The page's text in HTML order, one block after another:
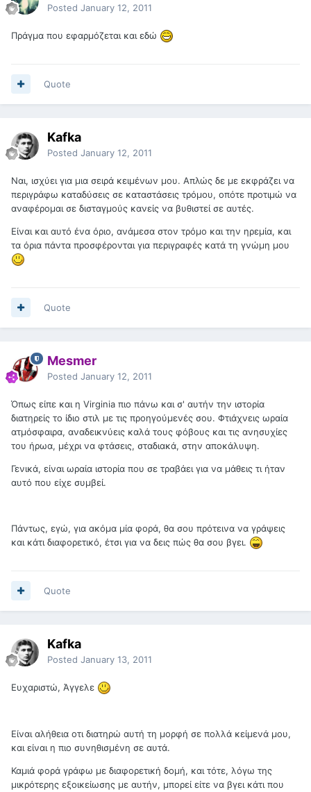
Posted January 12, 2011
Πράγμα που εφαρμόζεται και εδώ
Quote
Kafka
Posted January 12, 2011
Ναι, ισχύει για μια σειρά κειμένων μου. Απλώς δε με εκφράζει να
περιγράφω καταδύσεις σε καταστάσεις τρόμου, οπότε προτιμώ να
αναφέρομαι σε δισταγμούς κανείς να βυθιστεί σε αυτές.
Είναι και αυτό ένα όριο, ανάμεσα στον τρόμο και την ηρεμία, και
τα όρια πάντα προσφέρονται για περιγραφές κατά τη γνώμη μου
Quote
Mesmer
Posted January 12, 2011
Όπως είπε και η Virginia πιο πάνω και σ' αυτήν την ιστορία
διατηρείς το ίδιο στιλ με τις προηγούμενές σου. Φτιάχνεις ωραία
ατμόσφαιρα, αναδεικνύεις καλά τους φόβους και τις ανησυχίες
του ήρωα, μέχρι να φτάσεις, σταδιακά, στην αποκάλυψη.
Γενικά, είναι ωραία ιστορία που σε τραβάει για να μάθεις τι ήταν
αυτό που είχε συμβεί.
Πάντως, εγώ, για ακόμα μία φορά, θα σου πρότεινα να γράψεις
και κάτι διαφορετικό, έτσι για να δεις πώς θα σου βγει.
Quote
Kafka
Posted January 13, 2011
Ευχαριστώ, Άγγελε
Είναι αλήθεια οτι διατηρώ αυτή τη μορφή σε πολλά κείμενά μου,
και είναι η πιο συνηθισμένη σε αυτά.
Καμιά φορά γράφω με διαφορετική δομή, και τότε, λόγω της
μικρότερης εξοικείωσης με αυτήν, μπορεί είτε να βγει κάτι που